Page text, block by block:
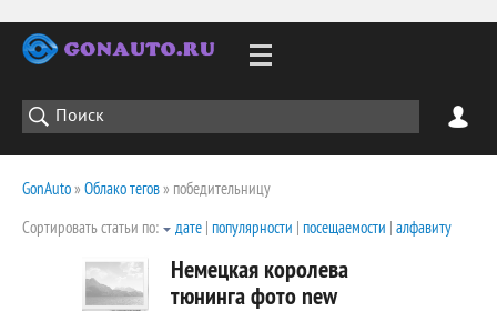
GonAuto» Облако тегов» победительницу
Сортировать статьи по:
дате | популярности | посещаемости | алфавиту
Немецкая королева
тюнинга фото new